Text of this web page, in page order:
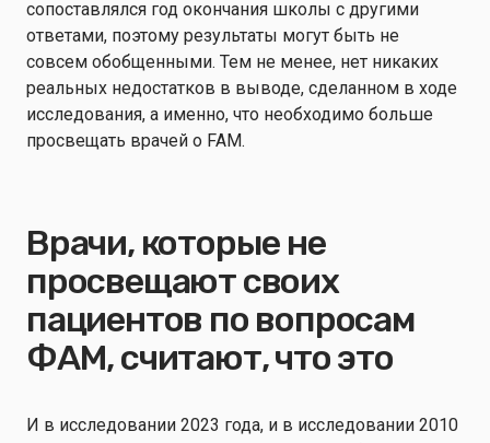
сопоставлялся год окончания школы с другими
ответами, поэтому результаты могут быть не
совсем обобщенными. Тем не менее, нет никаких
реальных недостатков в выводе, сделанном в ходе
исследования, а именно, что необходимо больше
просвещать врачей о FAM.
Врачи, которые не
просвещают своих
пациентов по вопросам
ФАМ, считают, что это
И в исследовании 2023 года, и в исследовании 2010